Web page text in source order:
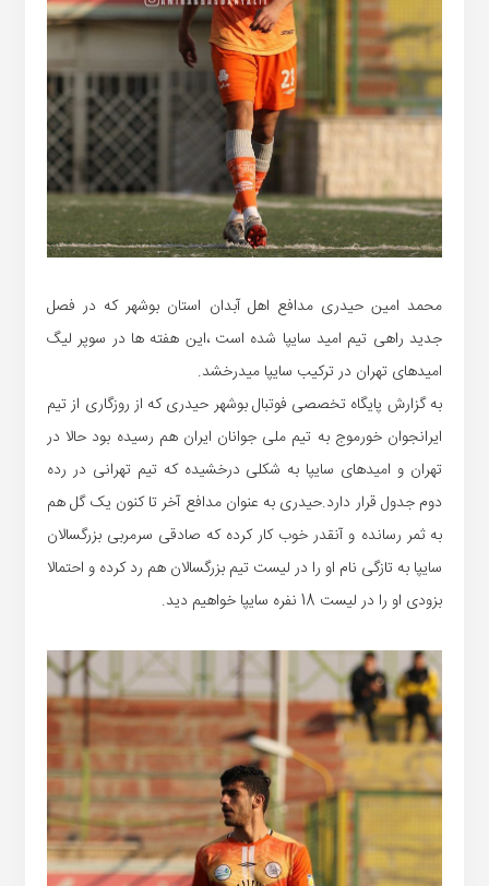
محمد امین حیدری مدافع اهل آبدان استان بوشهر که در فصل
جدید راهی تیم امید سایپا شده است ،این هفته ها در سوپر لیگ
امیدهای تهران در ترکیب سایپا میدرخشد.
به گزارش پایگاه تخصصی فوتبال بوشهر حیدری که از روزگاری از تیم
ایرانجوان خورموج به تیم ملی جوانان ایران هم رسیده بود حالا در
تهران و امیدهای سایپا به شکلی درخشیده که تیم تهرانی در رده
دوم جدول قرار دارد.حیدری به عنوان مدافع آخر تا کنون یک گل هم
به ثمر رسانده و آنقدر خوب کار کرده که صادقی سرمربی بزرگسالان
سایپا به تازگی نام او را در لیست تیم بزرگسالان هم رد کرده و احتمالا
بزودی او را در لیست 18 نفره سایپا خواهیم دید.